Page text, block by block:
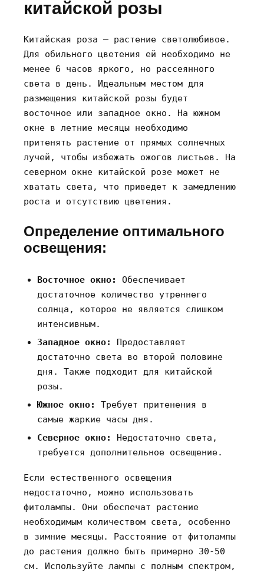
китайской розы
Китайская роза – растение светолюбивое.
Для обильного цветения ей необходимо не
менее 6 часов яркого‚ но рассеянного
света в день. Идеальным местом для
размещения китайской розы будет
восточное или западное окно. На южном
окне в летние месяцы необходимо
притенять растение от прямых солнечных
лучей‚ чтобы избежать ожогов листьев. На
северном окне китайской розе может не
хватать света‚ что приведет к замедлению
роста и отсутствию цветения.
Определение оптимального
освещения:
Восточное окно:
Обеспечивает
достаточное количество утреннего
солнца‚ которое не является слишком
интенсивным.
Западное окно:
Предоставляет
достаточно света во второй половине
дня. Также подходит для китайской
розы.
Южное окно:
Требует притенения в
самые жаркие часы дня.
Северное окно:
Недостаточно света‚
требуется дополнительное освещение.
Если естественного освещения
недостаточно‚ можно использовать
фитолампы. Они обеспечат растение
необходимым количеством света‚ особенно
в зимние месяцы. Расстояние от фитолампы
до растения должно быть примерно 30-50
см. Используйте лампы с полным спектром‚